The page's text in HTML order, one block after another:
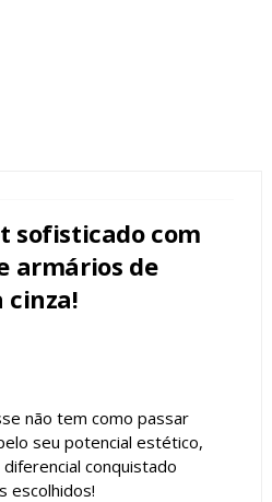
sofisticado com
armários de
cinza!
não tem como passar
seu potencial estético,
conquistado
escolhidos!